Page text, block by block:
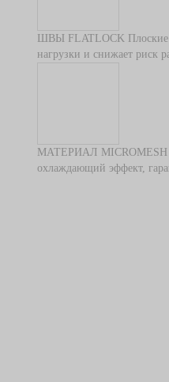
ШВЫ FLATLOCK
нагрузки и снижает риск
МАТЕРИАЛ MICROMESH
охлаждающий эффект,